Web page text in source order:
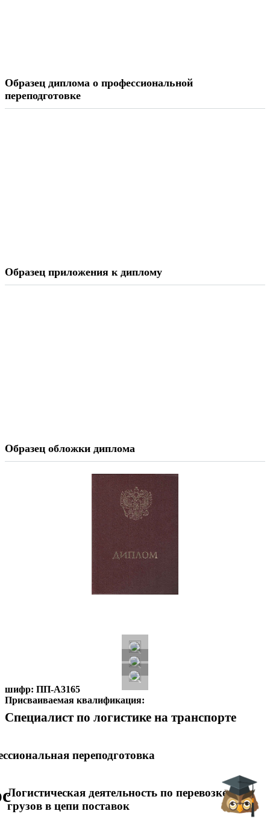
Образец диплома о профессиональной
переподготовке
Образец приложения к диплому
Образец обложки диплома
шифр: ПП-А3165
Присваиваемая квалификация:
Специалист по логистике на транспорте
переподготовка
Логистическая деятельность по перевозке
грузов в цепи поставок